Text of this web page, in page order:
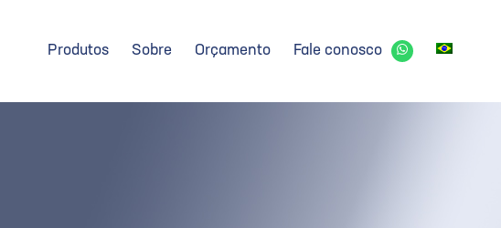
Produtos Sobre Orçamento Fale conosco